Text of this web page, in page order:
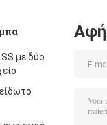
πρόχειρων
με δύο